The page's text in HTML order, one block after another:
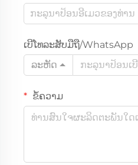
ເບີໂທລະສັບມືຖື/WhatsApp
ລະຫັດ
ຂໍ້ຄວາມ